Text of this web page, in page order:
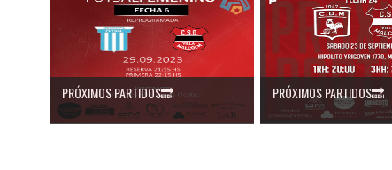
PRÓXIMOS PARTIDOS🔜 PRÓXIMOS PARTIDOS🔜